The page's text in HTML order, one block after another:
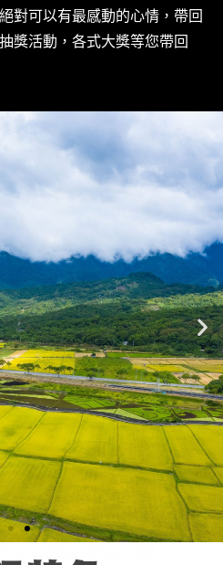
對可以有最感動的心情，帶回
獎活動，各式大獎等您帶回